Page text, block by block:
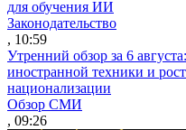
для обучения ИИ
Законодательство
, 10:59
Утренний обзор за 6
иностранной техники и
национализации
Обзор СМИ
, 09:26